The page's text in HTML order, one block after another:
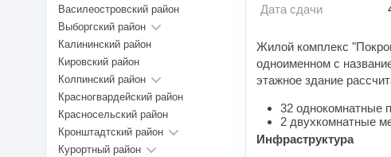
Дата сдачи
Жилой комплекс
одноименном с
этажное здание
32 однокомнатные
2 двухкомнатные
Инфраструктура
Василеостровский район
Выборгский район
Калининский район
Кировский район
Колпинский район
Красногвардейский район
Красносельский район
Кронштадтский район
Курортный район